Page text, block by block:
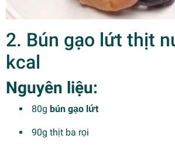
2. Bún gạo lứt thịt
kcal
Nguyên liệu:
80g bún gạo lứt
90g thịt ba rọi